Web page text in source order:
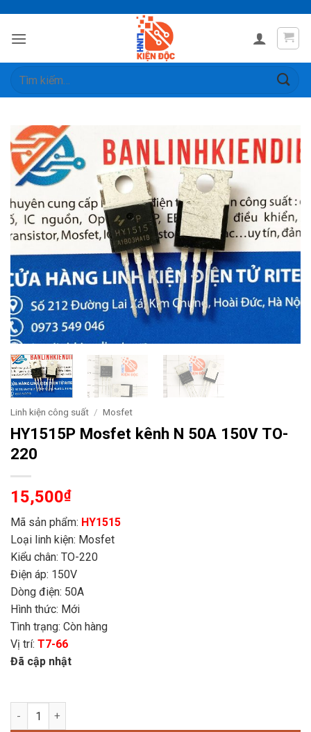
content
Tìm
kiếm:
Linh kiện công suất / Mosfet
HY1515P Mosfet kênh N 50A 150V TO-
220
15,500₫
Mã sản phẩm: HY1515
Loại linh kiện: Mosfet
Kiểu chân: TO-220
Điện áp: 150V
Dòng điện: 50A
Hình thức: Mới
Tình trạng: Còn hàng
Vị trí: T7-66
Đã cập nhật
HY1515P Mosfet kênh N 50A 150V TO-220 số